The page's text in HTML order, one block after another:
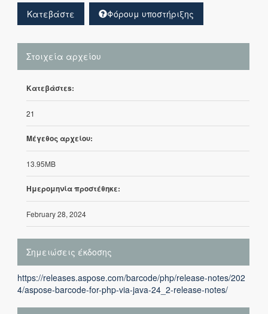
Κατεβάστε Φόρουμ υποστήριξης
Στοιχεία αρχείου
Κατεβάστεs:
21
Μέγεθος αρχείου:
13.95MB
Ημερομηνία προστέθηκε:
February 28, 2024
Σημειώσεις έκδοσης
https://releases.aspose.com/barcode/php/release-notes/202
4/aspose-barcode-for-php-via-java-24_2-release-notes/